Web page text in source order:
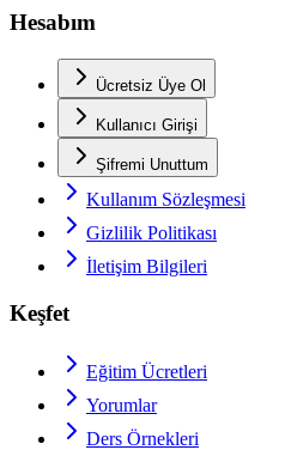
Hesabım
Ücretsiz Üye Ol
Kullanıcı Girişi
Şifremi Unuttum
Kullanım Sözleşmesi
Gizlilik Politikası
İletişim Bilgileri
Keşfet
Eğitim Ücretleri
Yorumlar
Ders Örnekleri